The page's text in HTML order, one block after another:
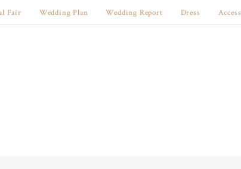
Fair Wedding Plan Wedding Report Dress Access